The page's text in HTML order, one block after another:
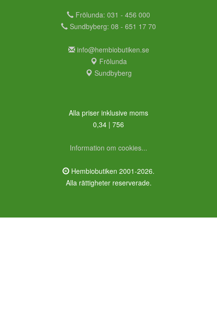
Frölunda: 031 - 456 000
Sundbyberg: 08 - 651 17 70
info@hembiobutiken.se
Frölunda
Sundbyberg
Alla priser inklusive moms
0,34 | 756
Information om cookies...
Hembiobutiken 2001-2026.
Alla rättigheter reserverade.